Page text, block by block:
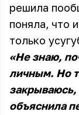
решила
поняла, что
только
«Не знаю,
личным. Но
объяснила